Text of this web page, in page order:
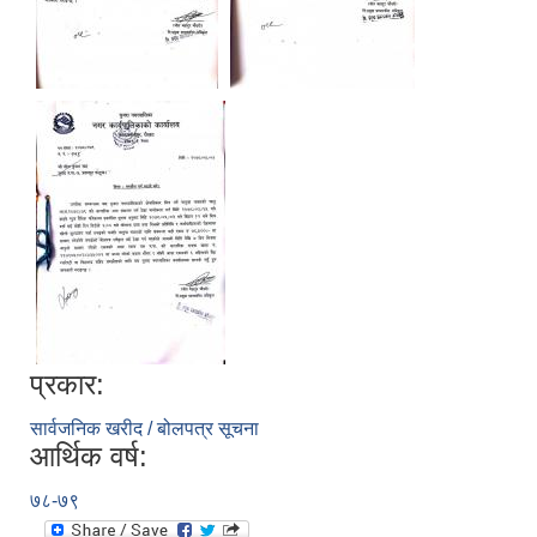
प्रकार:
सार्वजनिक खरीद / बोलपत्र सूचना
आर्थिक वर्ष:
७८-७९